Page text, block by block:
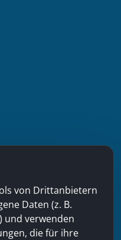
von Drittanbietern
Daten (z. B.
und verwenden
die für ihre